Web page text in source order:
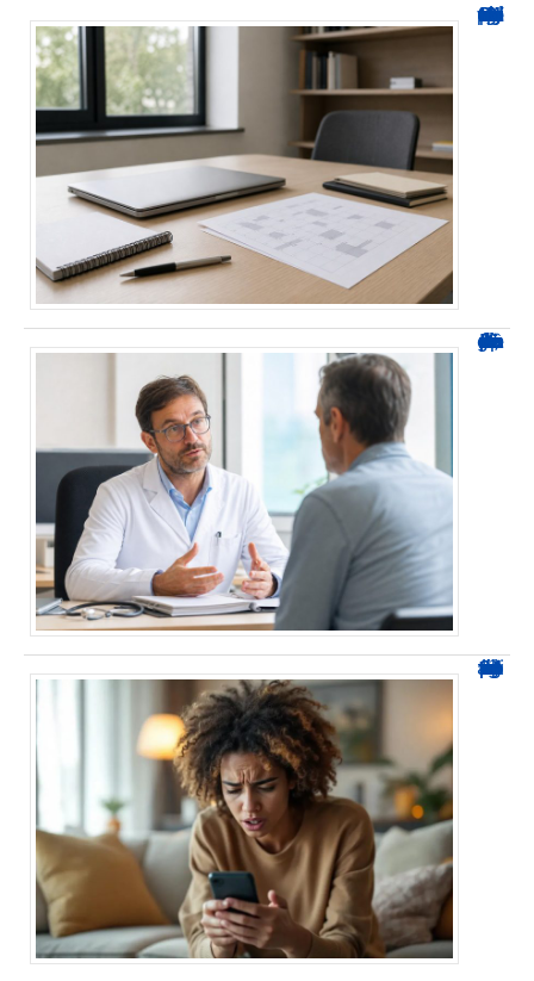
Hyperplanning INSA CVL : comment suivre votre planning ?
Durée d’arrêt après un stent : des repères, pas une règle fixe
0424 démarchage : reconnaître l’appel et agir sans se tromper